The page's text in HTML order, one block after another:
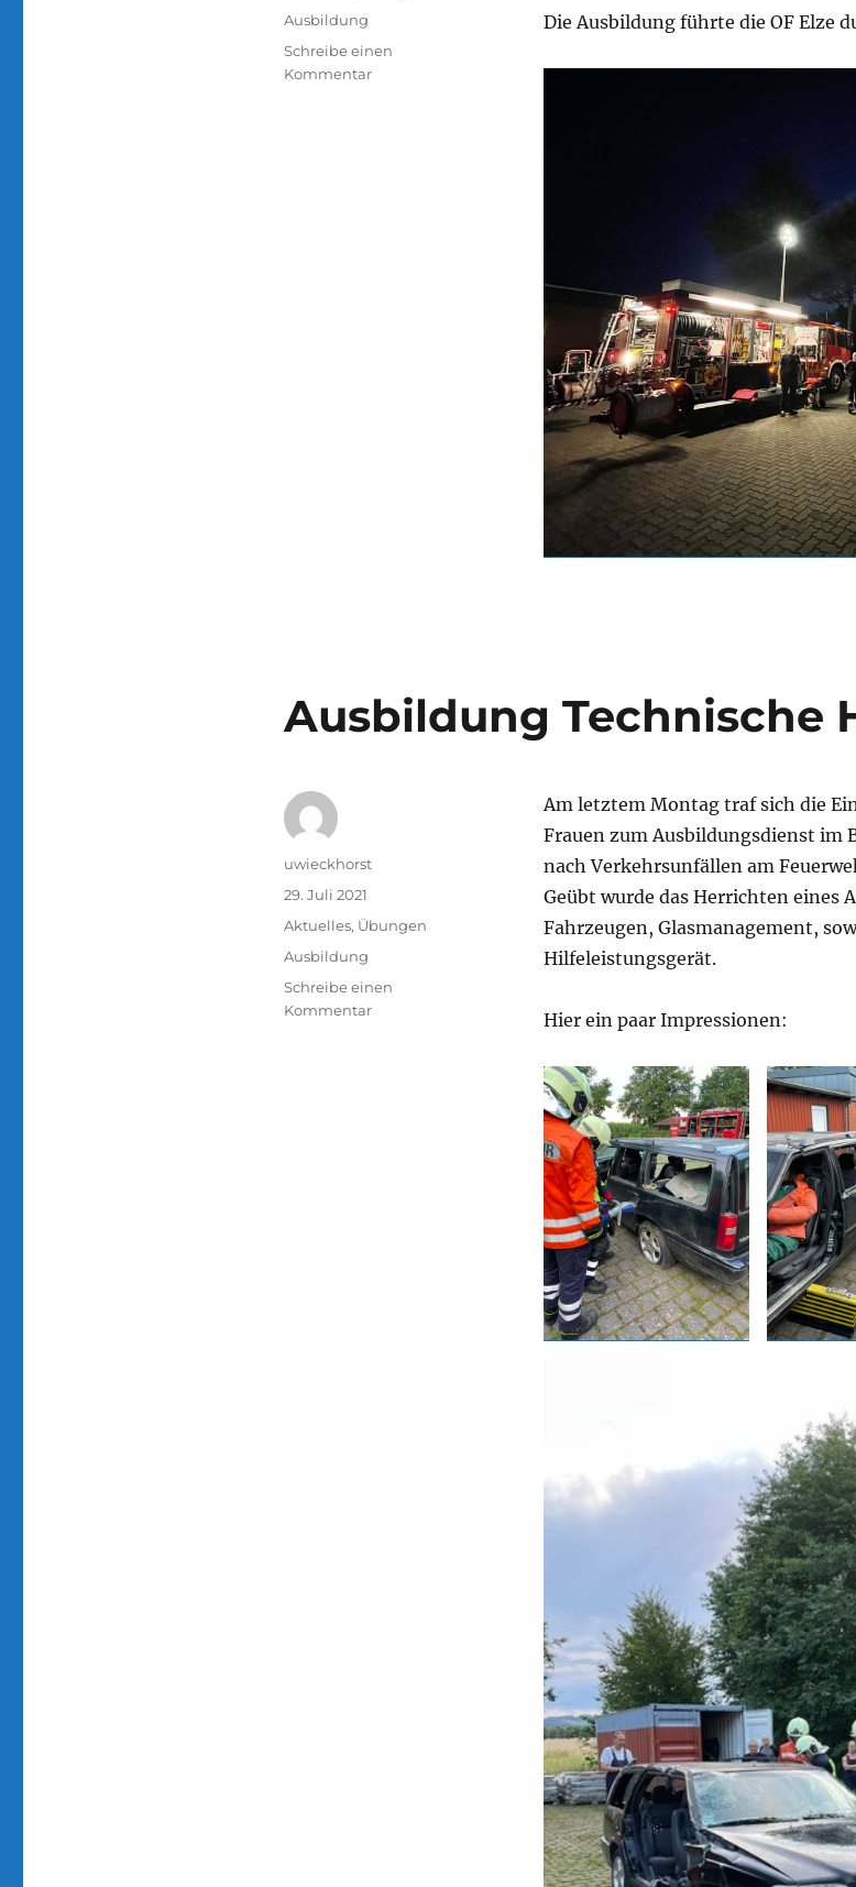
Die Ausbildung führte die OF Elze
Schlagwörter
Ausbildung
Schreibe einen
Kommentarzu
Ausbildung Technische
Am letztem Montag traf sich die
Frauen zum Ausbildungsdienst im
nach Verkehrsunfällen am
Geübt wurde das Herrichten eines
Fahrzeugen, Glasmanagement,
Hilfeleistungsgerät.
Hier ein paar Impressionen:
Autor
uwieckhorst
Veröffentlicht
am
29. Juli 2021
Kategorien
Aktuelles, Übungen
Schlagwörter
Ausbildung
Schreibe einen
Kommentarzu